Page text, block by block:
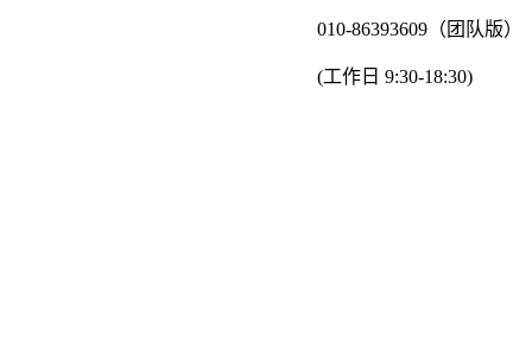
010-86393609（团队版）
(工作日 9:30-18:30)